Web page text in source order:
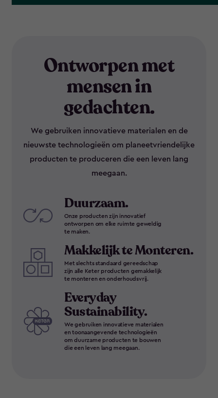
Ontworpen met
mensen in
gedachten.
We gebruiken innovatieve materialen en de
nieuwste technologieën om planeetvriendelijke
producten te produceren die een leven lang
meegaan.
Duurzaam.
Onze producten zijn innovatief
ontworpen om elke ruimte geweldig
te maken.
Makkelijk te Monteren.
Met slechts standaard gereedschap
zijn alle Keter producten gemakkelijk
te monteren en onderhoudsvrij.
Everyday
Sustainability.
We gebruiken innovatieve materialen
en toonaangevende technologieën
om duurzame producten te bouwen
die een leven lang meegaan.